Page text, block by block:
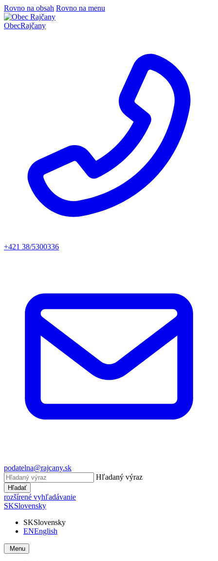
Rovno na obsah Rovno na menu
ObecRajčany
+421 38/5300336
podatelna@rajcany.sk
Hľadaný výraz
Hľadať
rozšírené vyhľadávanie
SKSlovensky
SKSlovensky
ENEnglish
Menu